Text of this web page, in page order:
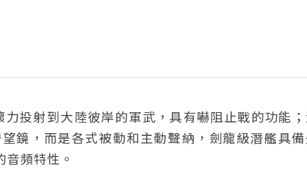
投射到大陸彼岸的軍武，具有嚇阻止戰的功能
鏡，而是各式被動和主動聲納，劍龍級潛艦具
頻特性。